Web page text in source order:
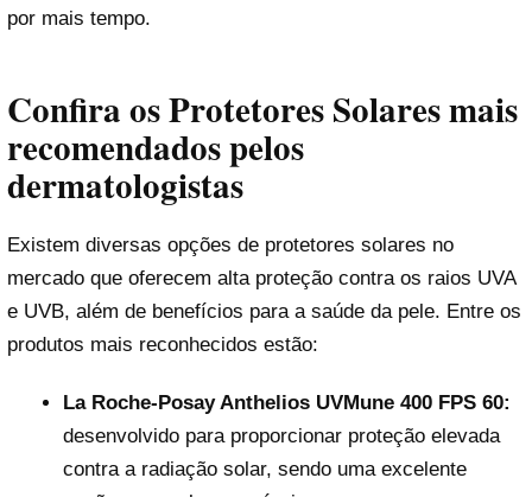
por mais tempo.
Confira os Protetores Solares mais
recomendados pelos
dermatologistas
Existem diversas opções de protetores solares no
mercado que oferecem alta proteção contra os raios UVA
e UVB, além de benefícios para a saúde da pele. Entre os
produtos mais reconhecidos estão:
La Roche-Posay Anthelios UVMune 400 FPS 60:
desenvolvido para proporcionar proteção elevada
contra a radiação solar, sendo uma excelente